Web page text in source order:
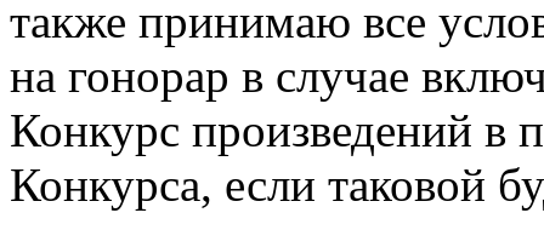
также принимаю все
на гонорар в случае
Конкурс произведений в
Конкурса, если таковой